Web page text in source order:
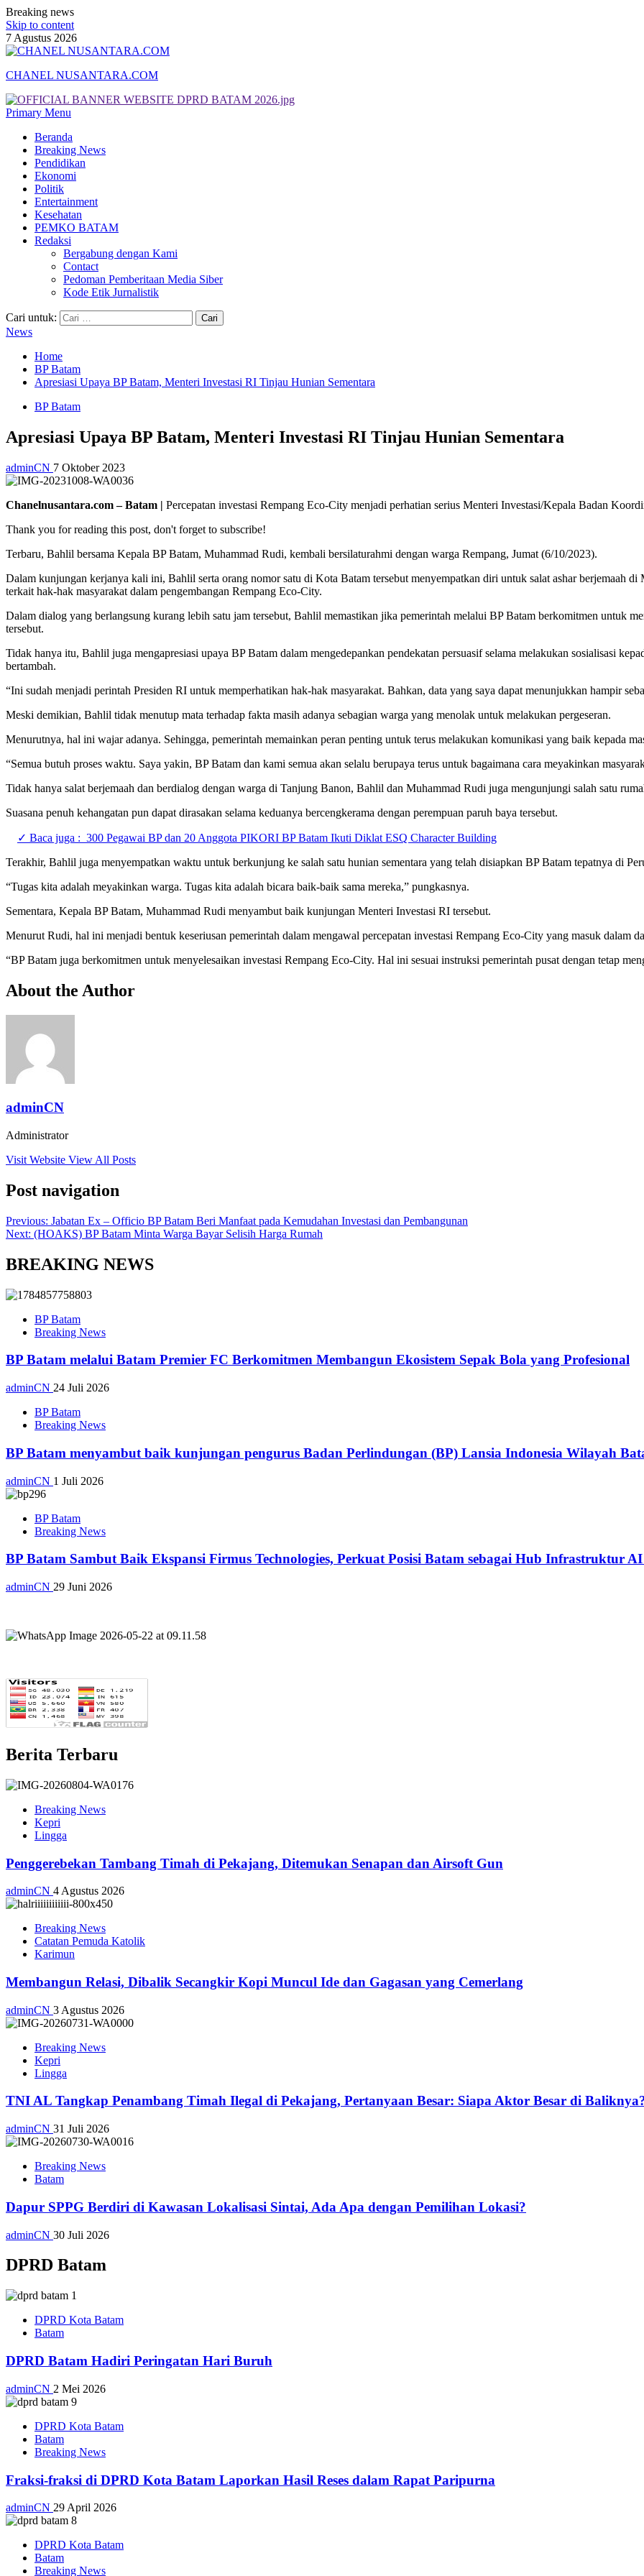
Breaking news
Skip to content
7 Agustus 2026
CHANEL NUSANTARA.COM
Primary Menu
Beranda
Breaking News
Pendidikan
Ekonomi
Politik
Entertainment
Kesehatan
PEMKO BATAM
Redaksi
Bergabung dengan Kami
Contact
Pedoman Pemberitaan Media Siber
Kode Etik Jurnalistik
Cari untuk:
News
Home
BP Batam
Apresiasi Upaya BP Batam, Menteri Investasi RI Tinjau Hunian Sementara
BP Batam
Apresiasi Upaya BP Batam, Menteri Investasi RI Tinjau Hunian Sementara
adminCN 7 Oktober 2023
Chanelnusantara.com – Batam | Percepatan investasi Rempang Eco-City menjadi perhatian serius Menteri Investasi/Kepala Badan
Thank you for reading this post, don't forget to subscribe!
Terbaru, Bahlil bersama Kepala BP Batam, Muhammad Rudi, kembali bersilaturahmi dengan warga Rempang, Jumat (6/10/2023).
Dalam kunjungan kerjanya kali ini, Bahlil serta orang nomor satu di Kota Batam tersebut menyempatkan diri untuk salat ashar berjemaah
terkait hak-hak masyarakat dalam pengembangan Rempang Eco-City.
Dalam dialog yang berlangsung kurang lebih satu jam tersebut, Bahlil memastikan jika pemerintah melalui BP Batam berkomitmen untuk
tersebut.
Tidak hanya itu, Bahlil juga mengapresiasi upaya BP Batam dalam mengedepankan pendekatan persuasif selama melakukan sosialisasi
bertambah.
“Ini sudah menjadi perintah Presiden RI untuk memperhatikan hak-hak masyarakat. Bahkan, data yang saya dapat menunjukkan hampir
Meski demikian, Bahlil tidak menutup mata terhadap fakta masih adanya sebagian warga yang menolak untuk melakukan pergeseran.
Menurutnya, hal ini wajar adanya. Sehingga, pemerintah memainkan peran penting untuk terus melakukan komunikasi yang baik kepada
“Semua butuh proses waktu. Saya yakin, BP Batam dan kami semua akan selalu berupaya terus untuk bagaimana cara meyakinkan
Tidak hanya salat berjemaah dan berdialog dengan warga di Tanjung Banon, Bahlil dan Muhammad Rudi juga mengunjungi salah satu
Suasana penuh kehangatan pun dapat dirasakan selama keduanya bercengkerama dengan perempuan paruh baya tersebut.
✓ Baca juga : 300 Pegawai BP dan 20 Anggota PIKORI BP Batam Ikuti Diklat ESQ Character Building
Terakhir, Bahlil juga menyempatkan waktu untuk berkunjung ke salah satu hunian sementara yang telah disiapkan BP Batam tepatnya di
“Tugas kita adalah meyakinkan warga. Tugas kita adalah bicara baik-baik sama mereka,” pungkasnya.
Sementara, Kepala BP Batam, Muhammad Rudi menyambut baik kunjungan Menteri Investasi RI tersebut.
Menurut Rudi, hal ini menjadi bentuk keseriusan pemerintah dalam mengawal percepatan investasi Rempang Eco-City yang masuk dalam
“BP Batam juga berkomitmen untuk menyelesaikan investasi Rempang Eco-City. Hal ini sesuai instruksi pemerintah pusat dengan tetap
About the Author
adminCN
Administrator
Visit Website View All Posts
Post navigation
Previous: Jabatan Ex – Officio BP Batam Beri Manfaat pada Kemudahan Investasi dan Pembangunan
Next: (HOAKS) BP Batam Minta Warga Bayar Selisih Harga Rumah
BREAKING NEWS
BP Batam
Breaking News
BP Batam melalui Batam Premier FC Berkomitmen Membangun Ekosistem Sepak Bola yang Profesional
adminCN 24 Juli 2026
BP Batam
Breaking News
BP Batam menyambut baik kunjungan pengurus Badan Perlindungan (BP) Lansia Indonesia Wilayah
adminCN 1 Juli 2026
BP Batam
Breaking News
BP Batam Sambut Baik Ekspansi Firmus Technologies, Perkuat Posisi Batam sebagai Hub Infrastruktur
adminCN 29 Juni 2026
Berita Terbaru
Breaking News
Kepri
Lingga
Penggerebekan Tambang Timah di Pekajang, Ditemukan Senapan dan Airsoft Gun
adminCN 4 Agustus 2026
Breaking News
Catatan Pemuda Katolik
Karimun
Membangun Relasi, Dibalik Secangkir Kopi Muncul Ide dan Gagasan yang Cemerlang
adminCN 3 Agustus 2026
Breaking News
Kepri
Lingga
TNI AL Tangkap Penambang Timah Ilegal di Pekajang, Pertanyaan Besar: Siapa Aktor Besar di
adminCN 31 Juli 2026
Breaking News
Batam
Dapur SPPG Berdiri di Kawasan Lokalisasi Sintai, Ada Apa dengan Pemilihan Lokasi?
adminCN 30 Juli 2026
DPRD Batam
DPRD Kota Batam
Batam
DPRD Batam Hadiri Peringatan Hari Buruh
adminCN 2 Mei 2026
DPRD Kota Batam
Batam
Breaking News
Fraksi-fraksi di DPRD Kota Batam Laporkan Hasil Reses dalam Rapat Paripurna
adminCN 29 April 2026
DPRD Kota Batam
Batam
Breaking News